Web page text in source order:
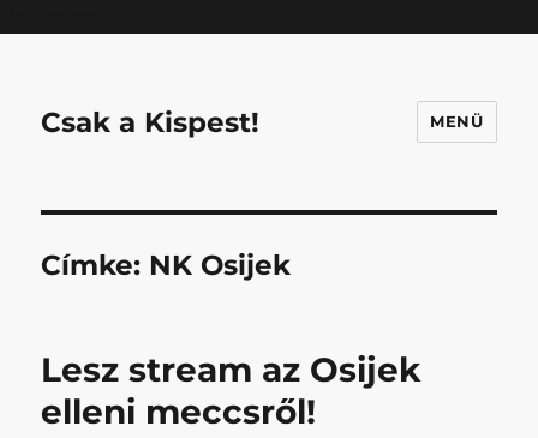
Csak a Kispest! MENÜ
Címke: NK Osijek
Lesz stream az Osijek
elleni meccsről!